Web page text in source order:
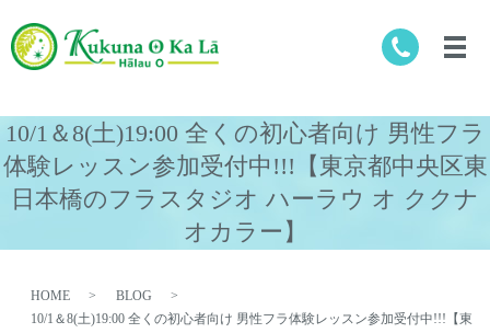
10/1＆8(土)19:00 全くの初心者向け 男性フラ
体験レッスン参加受付中!!!【東京都中央区東
日本橋のフラスタジオ ハーラウ オ ククナ
オカラー】
HOME
BLOG
10/1＆8(土)19:00 全くの初心者向け 男性フラ体験レッスン参加受付中!!!【東